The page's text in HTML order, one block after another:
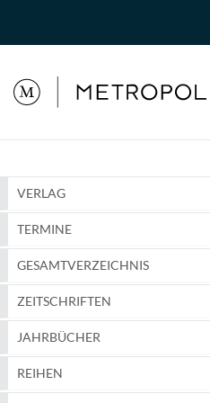
VERLAG
TERMINE
GESAMTVERZEICHNIS
ZEITSCHRIFTEN
JAHRBÜCHER
REIHEN